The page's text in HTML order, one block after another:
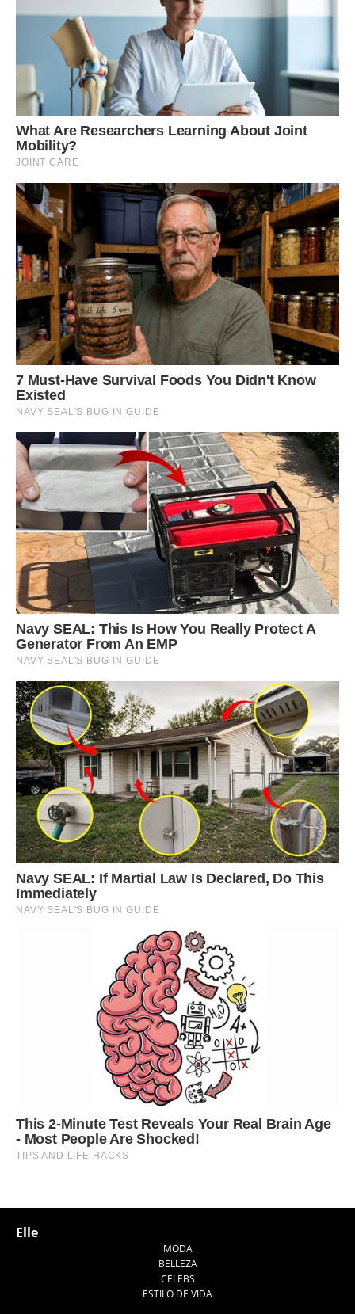
Elle
MODA
BELLEZA
CELEBS
ESTILO DE VIDA